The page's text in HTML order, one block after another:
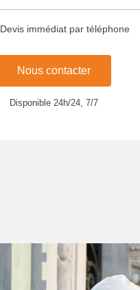
Devis immédiat par téléphone
Nous contacter
Disponible 24h/24, 7/7